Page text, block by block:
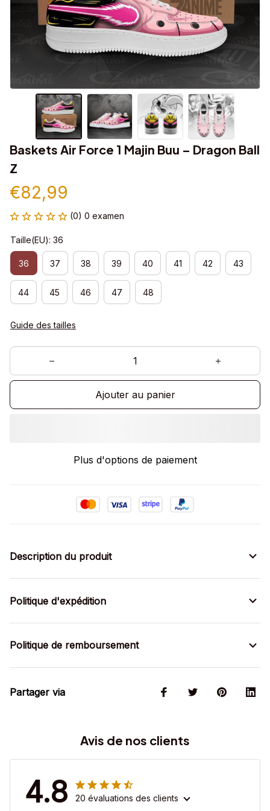
Baskets Air Force 1 Majin Buu – Dragon Ball
Z
€82,99
(0) 0 examen
Taille(EU): 36
36 37 38 39 40 41 42 43
44 45 46 47 48
Guide des tailles
Ajouter au panier
Plus d'options de paiement
Description du produit
Politique d'expédition
Politique de remboursement
Partager via
Avis de nos clients
4.8 20 évaluations des clients